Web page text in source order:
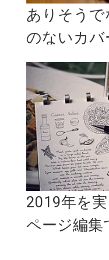
ありそうで
のないカバ
トを傷つ
2019年を実
ページ編集